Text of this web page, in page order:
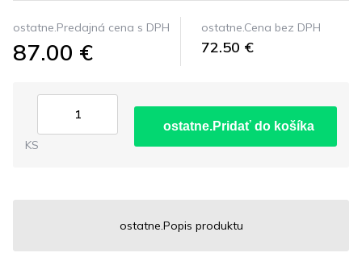
ostatne.Predajná cena s DPH
87.00 €
ostatne.Cena bez DPH
72.50 €
KS
ostatne.Pridať do košíka
ostatne.Popis produktu